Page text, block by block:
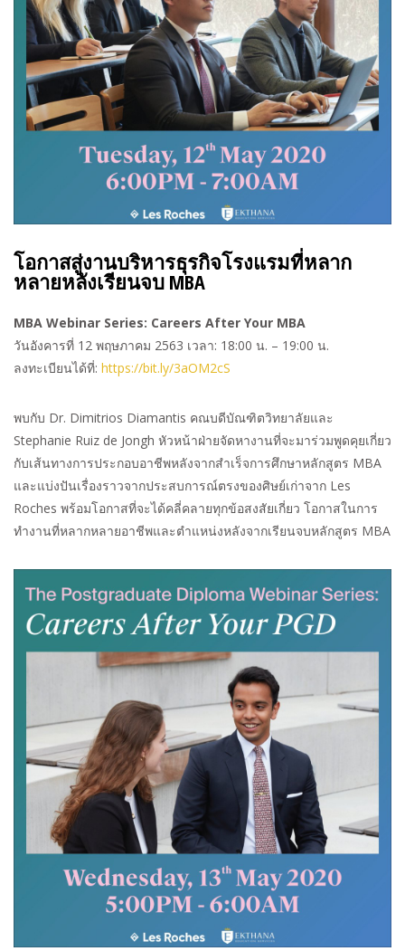
โอกาสสู่งานบริหารธุรกิจโรงแรมที่หลาก
หลายหลังเรียนจบ MBA
MBA Webinar Series: Careers After Your MBA
วันอังคารที่ 12 พฤษภาคม 2563 เวลา: 18:00 น. – 19:00 น.
ลงทะเบียนได้ที่: https://bit.ly/3aOM2cS
พบกับ Dr. Dimitrios Diamantis คณบดีบัณฑิตวิทยาลัยและ
Stephanie Ruiz de Jongh หัวหน้าฝ่ายจัดหางานที่จะมาร่วมพูดคุยเกี่ยว
กับเส้นทางการประกอบอาชีพหลังจากสำเร็จการศึกษาหลักสูตร MBA
และแบ่งปันเรื่องราวจากประสบการณ์ตรงของศิษย์เก่าจาก Les
Roches พร้อมโอกาสที่จะได้คลี่คลายทุกข้อสงสัยเกี่ยว โอกาสในการ
ทำงานที่หลากหลายอาชีพและตำแหน่งหลังจากเรียนจบหลักสูตร MBA